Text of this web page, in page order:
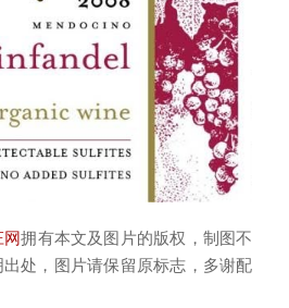
网拥有本文及图片的版权，制图不
处，图片请保留原标志，多谢配